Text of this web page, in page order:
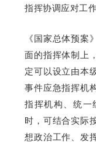
指挥协调应对工作
《国家总体预案
面的指挥体制上
定可以设立由本
事件应急指挥机
指挥机构、统一
时，可结合实际
想政治工作、发